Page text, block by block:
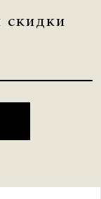
скидки